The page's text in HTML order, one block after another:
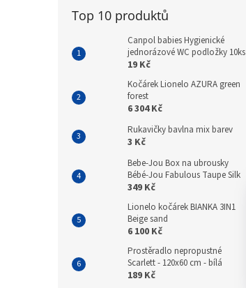
Top 10 produktů
Canpol babies Hygienické
jednorázové WC podložky 10ks
19 Kč
Kočárek Lionelo AZURA green
forest
6 304 Kč
Rukavičky bavlna mix barev
3 Kč
Bebe-Jou Box na ubrousky
Bébé-Jou Fabulous Taupe Silk
349 Kč
Lionelo kočárek BIANKA 3IN1
Beige sand
6 100 Kč
Prostěradlo nepropustné
Scarlett - 120x60 cm - bílá
189 Kč